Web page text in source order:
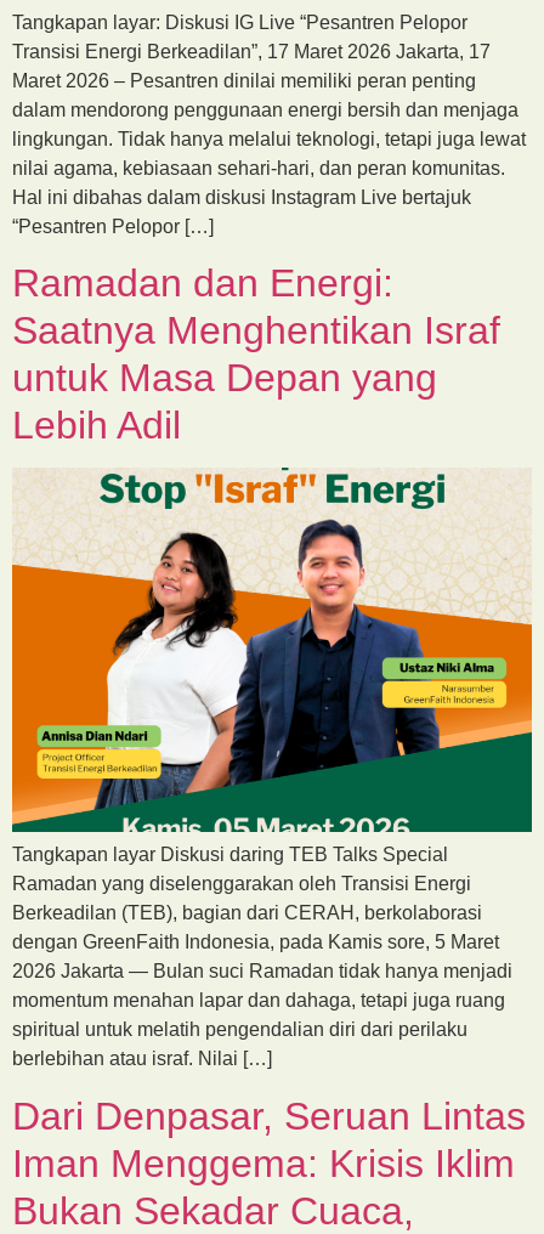
Tangkapan layar: Diskusi IG Live “Pesantren Pelopor
Transisi Energi Berkeadilan”, 17 Maret 2026 Jakarta, 17
Maret 2026 – Pesantren dinilai memiliki peran penting
dalam mendorong penggunaan energi bersih dan menjaga
lingkungan. Tidak hanya melalui teknologi, tetapi juga lewat
nilai agama, kebiasaan sehari-hari, dan peran komunitas.
Hal ini dibahas dalam diskusi Instagram Live bertajuk
“Pesantren Pelopor […]
Ramadan dan Energi:
Saatnya Menghentikan Israf
untuk Masa Depan yang
Lebih Adil
Tangkapan layar Diskusi daring TEB Talks Special
Ramadan yang diselenggarakan oleh Transisi Energi
Berkeadilan (TEB), bagian dari CERAH, berkolaborasi
dengan GreenFaith Indonesia, pada Kamis sore, 5 Maret
2026 Jakarta — Bulan suci Ramadan tidak hanya menjadi
momentum menahan lapar dan dahaga, tetapi juga ruang
spiritual untuk melatih pengendalian diri dari perilaku
berlebihan atau israf. Nilai […]
Dari Denpasar, Seruan Lintas
Iman Menggema: Krisis Iklim
Bukan Sekadar Cuaca,